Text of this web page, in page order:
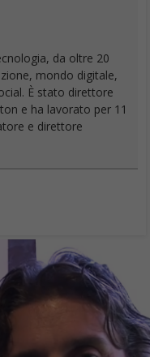
da oltre 20
mondo digitale,
È stato direttore
e ha lavorato per 11
e direttore